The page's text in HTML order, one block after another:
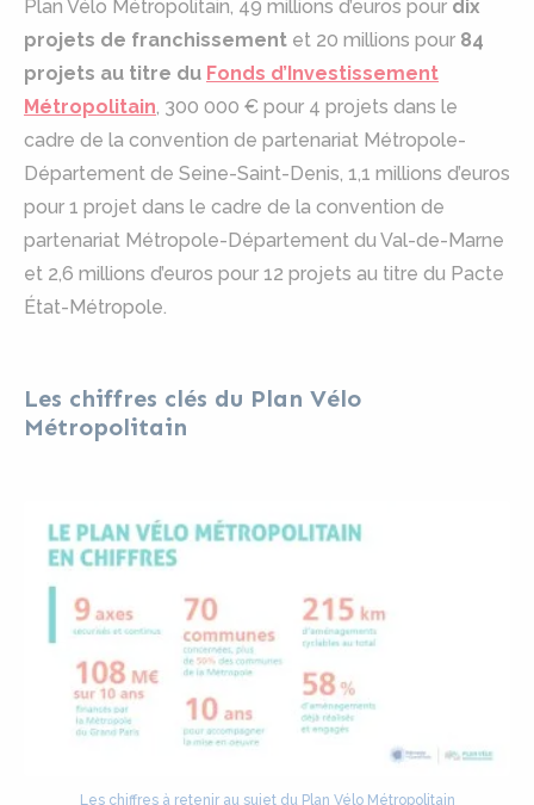
Plan Vélo Métropolitain, 49 millions d’euros pour dix
projets de franchissement et 20 millions pour 84
projets au titre du Fonds d’Investissement
Métropolitain, 300 000 € pour 4 projets dans le
cadre de la convention de partenariat Métropole-
Département de Seine-Saint-Denis, 1,1 millions d’euros
pour 1 projet dans le cadre de la convention de
partenariat Métropole-Département du Val-de-Marne
et 2,6 millions d’euros pour 12 projets au titre du Pacte
État-Métropole.
Les chiffres clés du Plan Vélo
Métropolitain
Les chiffres à retenir au sujet du Plan Vélo Métropolitain